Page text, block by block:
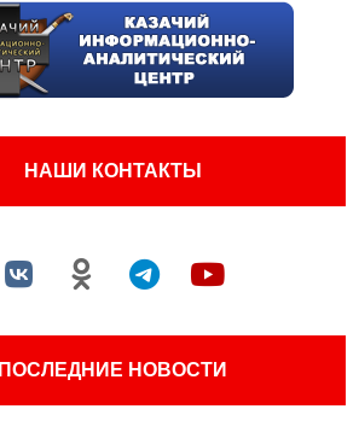
НАШИ КОНТАКТЫ
ПОСЛЕДНИЕ НОВОСТИ